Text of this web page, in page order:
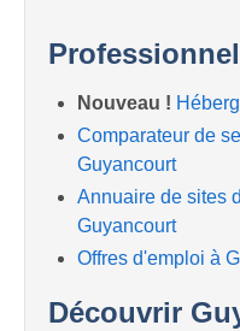
Nouveau !
Comparateur de
Guyancourt
Annuaire de sites
Guyancourt
Offres d'emploi à
Découvrir